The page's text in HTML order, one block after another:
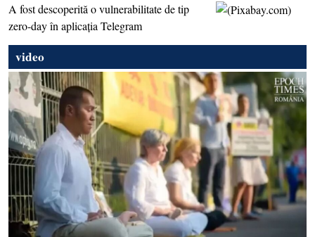
A fost descoperită o vulnerabilitate de tip
zero-day în aplicaţia Telegram
video